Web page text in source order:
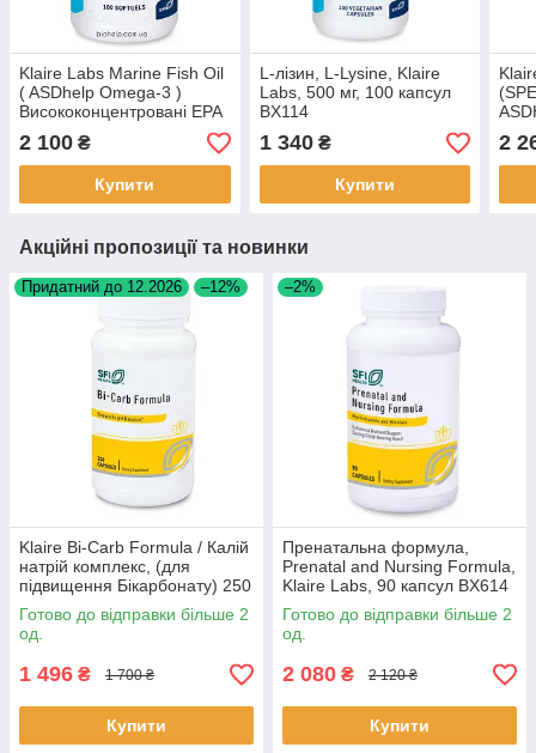
Klaire Labs Marine Fish Oil
( ASDhelp Omega-3 )
Висококонцентровані EPA
капсул. BX531
2 100 ₴
Купити
L-лізин, L-Lysine, Klaire
Labs, 500 мг, 100 капсул
BX114
1 340₴
Купити
2
Акційні пропозиції та новинки
Придатний до 12.2026 –12%
Klaire Bi-Carb Formula / Калій
натрій комплекс, (для
підвищення Бікарбонату) 250
капсул BX249
Готово до відправки більше 2
од.
1 496 ₴ 1 700 ₴
Купити
–2%
Пренатальна формула,
Prenatal and Nursing Formula,
Klaire Labs, 90 капсул BX614
Готово до відправки більше 2
од.
2 080 ₴ 2 120 ₴
Купити